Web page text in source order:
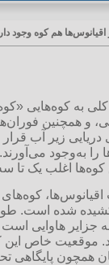
و اقیانوس‌ها هم کوه وجود
به کوه‌هایی
و همچنین
دریایی زیر آب
را به‌وجود
کوه‌ها اغلب یک تا
موقعیت خاص این
همچون پایگاهی